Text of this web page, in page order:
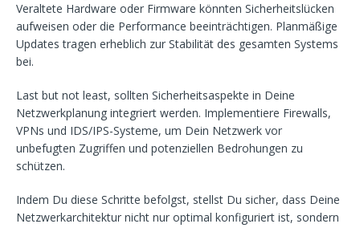
Veraltete Hardware oder Firmware könnten Sicherheitslücken
aufweisen oder die Performance beeinträchtigen. Planmäßige
Updates tragen erheblich zur Stabilität des gesamten Systems
bei.
Last but not least, sollten Sicherheitsaspekte in Deine
Netzwerkplanung integriert werden. Implementiere Firewalls,
VPNs und IDS/IPS-Systeme, um Dein Netzwerk vor
unbefugten Zugriffen und potenziellen Bedrohungen zu
schützen.
Indem Du diese Schritte befolgst, stellst Du sicher, dass Deine
Netzwerkarchitektur nicht nur optimal konfiguriert ist, sondern